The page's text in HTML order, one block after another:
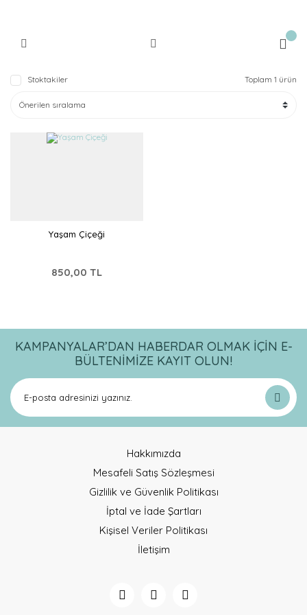
Stoktakiler Toplam 1 ürün
Yaşam Çiçeği
850,00 TL
KAMPANYALAR’DAN HABERDAR OLMAK İÇİN E-
BÜLTENİMİZE KAYIT OLUN!
Hakkımızda
Mesafeli Satış Sözleşmesi
Gizlilik ve Güvenlik Politikası
İptal ve İade Şartları
Kişisel Veriler Politikası
İletişim